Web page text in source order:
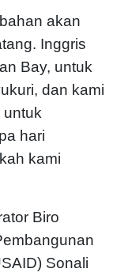
akan
Inggris
Bay, untuk
dan kami
untuk
hari
kami
Biro
Sonali